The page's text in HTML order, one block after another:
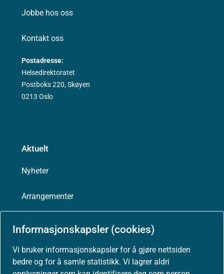
Informasjonskapsler (cookies)
Vi bruker informasjonskapsler for å gjøre nettsiden
bedre og for å samle statistikk. Vi lagrer aldri
Jobbe hos oss
Kontakt oss
Postadresse:
Helsedirektoratet
Postboks 220, Skøyen
0213 Oslo
Aktuelt
Nyheter
Arrangementer
Presse